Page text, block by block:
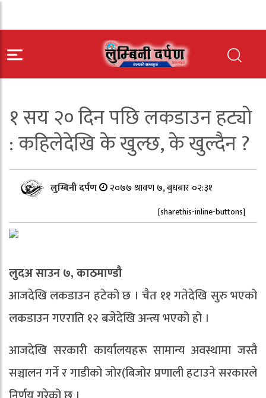
१ सय २० दिन पछि लकडाउन हट्यो
: कहिलेदेखि के खुल्छ, के खुल्दैन ?
लुम्बिनी दर्पण २०७७ श्रावण ७, बुधबार ०२:३१
[sharethis-inline-buttons]
लुदअ साउन ७, काठमाण्डौ
आजदेखि लकडाउन हटेको छ । चैत ११ गतेदेखि सुरु भएको
लकडाउन गएराति १२ बजेदेखि अन्त्य भएको हो ।
आजदेखि सरकारी कार्यालयहरू सामान्य अवस्थामा जस्तै
सञ्चालन गर्ने र गाडीको जोर(बिजोर प्रणाली हटाउने सरकारले